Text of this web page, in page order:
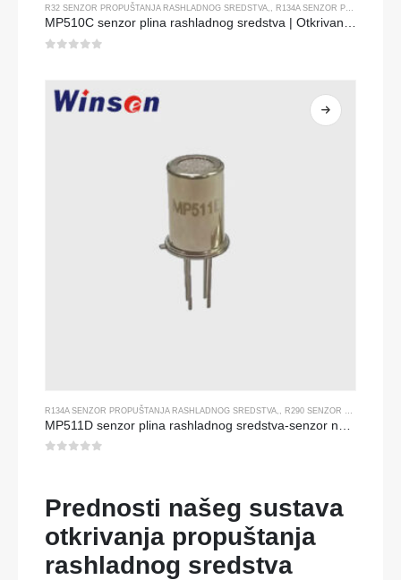
R32 SENZOR PROPUŠTANJA RASHLADNOG SREDSTVA R134A SENZOR PROPUŠTANJA RASHLADNOG SREDSTVA
R134A SENZOR PROPUŠTANJA RASHLADNOG SREDSTVA R290 SENZOR PROPUŠTANJA RASHLADNOG SREDSTVA
Prednosti našeg sustava
otkrivanja propuštanja
rashladnog sredstva